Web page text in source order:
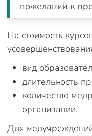
пожеланий к
На стоимость
вид
длительность
количество
организации.
Для